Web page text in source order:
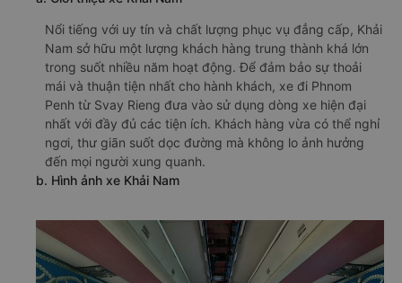
Nổi tiếng với uy tín và chất lượng phục vụ đẳng cấp, Khải
Nam sở hữu một lượng khách hàng trung thành khá lớn
trong suốt nhiều năm hoạt động. Để đảm bảo sự thoải
mái và thuận tiện nhất cho hành khách, xe đi Phnom
Penh từ Svay Rieng đưa vào sử dụng dòng xe hiện đại
nhất với đầy đủ các tiện ích. Khách hàng vừa có thể nghỉ
ngơi, thư giãn suốt dọc đường mà không lo ảnh hưởng
đến mọi người xung quanh.
b. Hình ảnh xe Khải Nam